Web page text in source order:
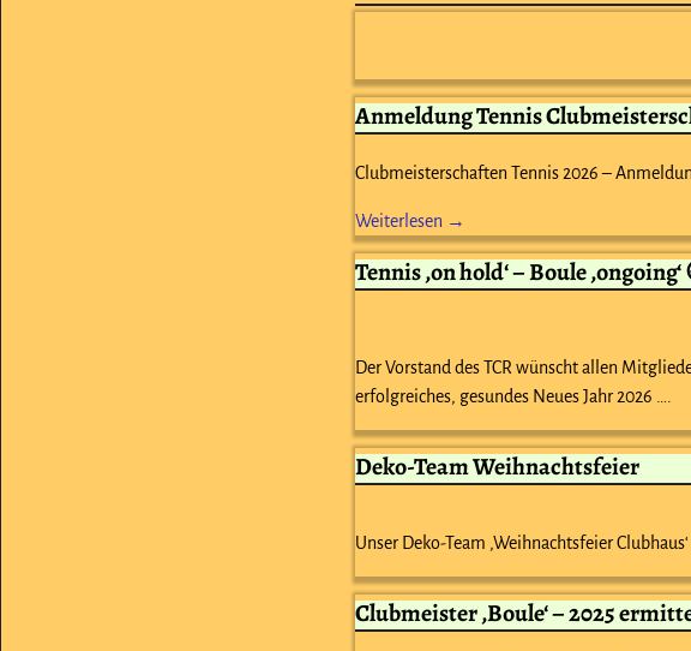
Anmeldung Tennis
Clubmeisterschaften Tennis 2026 –
Weiterlesen →
Tennis ‚on hold‘ – Boule
Der Vorstand des TCR wünscht allen
erfolgreiches, gesundes Neues Jahr 2026 ….
Deko-Team Weihnachtsfeier
Unser Deko-Team ‚Weihnachtsfeier
Clubmeister ‚Boule‘ – 2025